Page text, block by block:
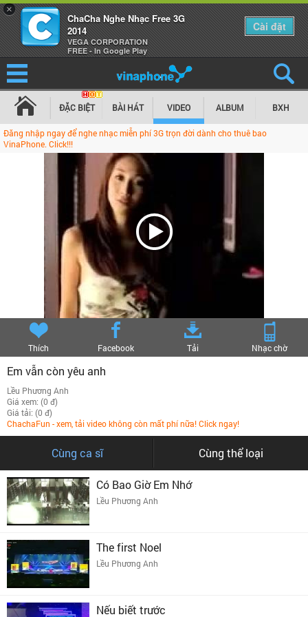
×
ChaCha Nghe Nhạc Free 3G
2014
VEGA CORPORATION
FREE - In Google Play
Cài đặt
ĐẶC BIỆT BÀI HÁT VIDEO ALBUM BXH
Đăng nhập ngay để nghe nhạc miễn phí 3G trọn đời dành cho thuê bao
VinaPhone. Click!!!
Thích Facebook Tải Nhạc chờ
Em vẫn còn yêu anh
Lều Phương Anh
Giá xem: (0 đ)
Giá tải: (0 đ)
ChachaFun - xem, tải video không còn mất phí nữa! Click ngay!
Cùng ca sĩ Cùng thể loại
Có Bao Giờ Em Nhớ
Lều Phương Anh
The first Noel
Lều Phương Anh
Nếu biết trước